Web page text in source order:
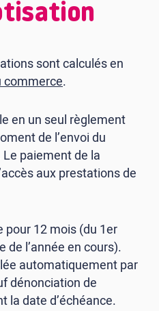
sont calculés en
commerce.
en un seul règlement
de l’envoi du
paiement de la
aux prestations de
pour 12 mois (du 1er
de l’année en cours).
automatiquement par
dénonciation de
la date d’échéance.